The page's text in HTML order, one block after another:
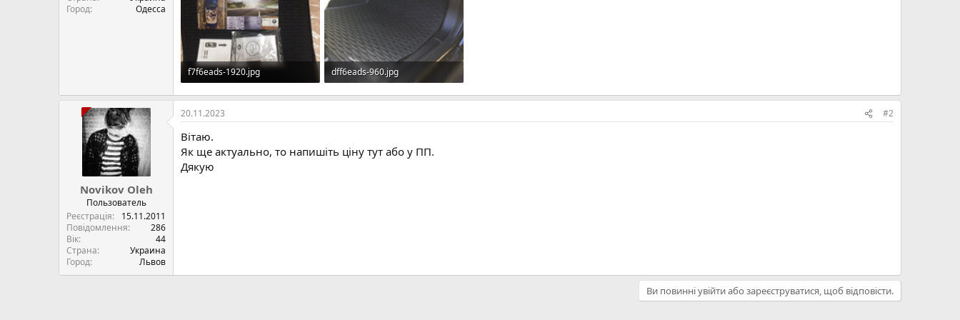
Город
Одесса
f7f6eads-1920.jpg
281.2 КБ · Перегляди: 26
dff6eads-960.jpg
83.1 КБ · Перегляди: 26
Novikov Oleh
Пользователь
Реєстрація
15.11.2011
Повідомлення
286
Вік
44
Страна
Украина
Город
Львов
20.11.2023 #2
Вітаю.
Як ще актуально, то напишіть ціну тут або у ПП.
Дякую
Ви повинні увійти або зареєструватися, щоб відповісти.